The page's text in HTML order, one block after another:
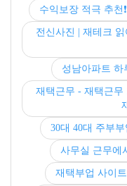
수익보장 적극 추천
전신사진 | 재테크
성남아파트 하
재택근무 - 재택근무
30대 40대 주부
사무실 근무에
재택부업 사이